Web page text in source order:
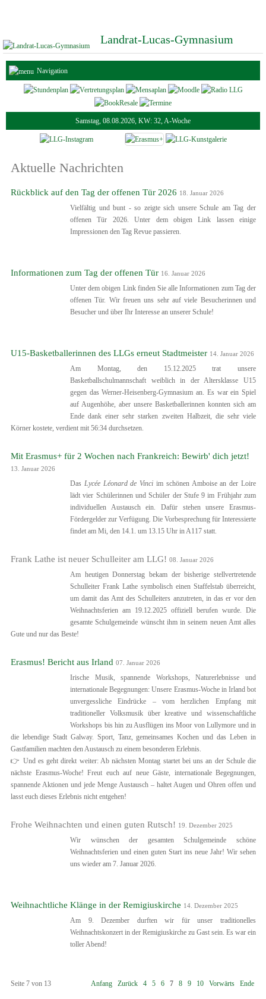
Landrat-Lucas-Gymnasium
Navigation
Samstag, 08.08.2026, KW: 32, A-Woche
Aktuelle Nachrichten
Rückblick auf den Tag der offenen Tür 2026 18. Januar 2026
Vielfältig und bunt - so zeigte sich unsere Schule am Tag der
offenen Tür 2026. Unter dem obigen Link lassen einige
Impressionen den Tag Revue passieren.
Informationen zum Tag der offenen Tür 16. Januar 2026
Unter dem obigen Link finden Sie alle Informationen zum Tag der
offenen Tür. Wir freuen uns sehr auf viele Besucherinnen und
Besucher und über Ihr Interesse an unserer Schule!
U15-Basketballerinnen des LLGs erneut Stadtmeister 14. Januar 2026
Am Montag, den 15.12.2025 trat unsere
Basketballschulmannschaft weiblich in der Altersklasse U15
gegen das Werner-Heisenberg-Gymnasium an. Es war ein Spiel
auf Augenhöhe, aber unsere Basketballerinnen konnten sich am
Ende dank einer sehr starken zweiten Halbzeit, die sehr viele
Körner kostete, verdient mit 56:34 durchsetzen.
Mit Erasmus+ für 2 Wochen nach Frankreich: Bewirb' dich jetzt!
13. Januar 2026
Das Lycée Léonard de Vinci im schönen Amboise an der Loire
lädt vier Schülerinnen und Schüler der Stufe 9 im Frühjahr zum
individuellen Austausch ein. Dafür stehen unsere Erasmus-
Fördergelder zur Verfügung. Die Vorbesprechung für Interessierte
findet am Mi, den 14.1. um 13.15 Uhr in A117 statt.
Frank Lathe ist neuer Schulleiter am LLG! 08. Januar 2026
Am heutigen Donnerstag bekam der bisherige stellvertretende
Schulleiter Frank Lathe symbolisch einen Staffelstab überreicht,
um damit das Amt des Schulleiters anzutreten, in das er vor den
Weihnachtsferien am 19.12.2025 offiziell berufen wurde. Die
gesamte Schulgemeinde wünscht ihm in seinem neuen Amt alles
Gute und nur das Beste!
Erasmus! Bericht aus Irland 07. Januar 2026
Irische Musik, spannende Workshops, Naturerlebnisse und
internationale Begegnungen: Unsere Erasmus-Woche in Irland bot
unvergessliche Eindrücke – vom herzlichen Empfang mit
traditioneller Volksmusik über kreative und wissenschaftliche
Workshops bis hin zu Ausflügen ins Moor von Lullymore und in
die lebendige Stadt Galway. Sport, Tanz, gemeinsames Kochen und das Leben in
Gastfamilien machten den Austausch zu einem besonderen Erlebnis.
👉 Und es geht direkt weiter: Ab nächsten Montag startet bei uns an der Schule die
nächste Erasmus-Woche! Freut euch auf neue Gäste, internationale Begegnungen,
spannende Aktionen und jede Menge Austausch – haltet Augen und Ohren offen und
lasst euch dieses Erlebnis nicht entgehen!
Frohe Weihnachten und einen guten Rutsch! 19. Dezember 2025
Wir wünschen der gesamten Schulgemeinde schöne
Weihnachtsferien und einen guten Start ins neue Jahr! Wir sehen
uns wieder am 7. Januar 2026.
Weihnachtliche Klänge in der Remigiuskirche 14. Dezember 2025
Am 9. Dezember durften wir für unser traditionelles
Weihnachtskonzert in der Remigiuskirche zu Gast sein. Es war ein
toller Abend!
Seite 7 von 13 Anfang Zurück 4 5 6 7 8 9 10 Vorwärts Ende